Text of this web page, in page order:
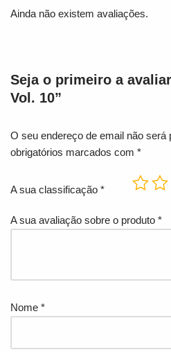
Ainda não existem avaliações.
Seja o primeiro a
Vol. 10”
O seu endereço de email não será
obrigatórios marcados com *
A sua classificação *
A sua avaliação sobre o produto *
Nome *